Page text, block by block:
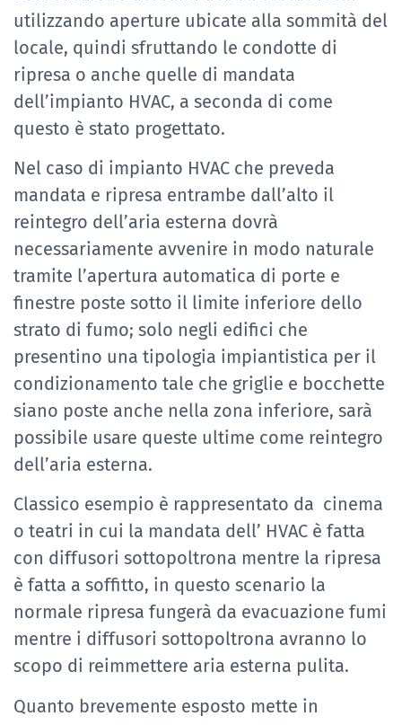
utilizzando aperture ubicate alla sommità del
locale, quindi sfruttando le condotte di
ripresa o anche quelle di mandata
dell’impianto HVAC, a seconda di come
questo è stato progettato.
Nel caso di impianto HVAC che preveda
mandata e ripresa entrambe dall’alto il
reintegro dell’aria esterna dovrà
necessariamente avvenire in modo naturale
tramite l’apertura automatica di porte e
finestre poste sotto il limite inferiore dello
strato di fumo; solo negli edifici che
presentino una tipologia impiantistica per il
condizionamento tale che griglie e bocchette
siano poste anche nella zona inferiore, sarà
possibile usare queste ultime come reintegro
dell’aria esterna.
Classico esempio è rappresentato da cinema
o teatri in cui la mandata dell’ HVAC è fatta
con diffusori sottopoltrona mentre la ripresa
è fatta a soffitto, in questo scenario la
normale ripresa fungerà da evacuazione fumi
mentre i diffusori sottopoltrona avranno lo
scopo di reimmettere aria esterna pulita.
Quanto brevemente esposto mette in